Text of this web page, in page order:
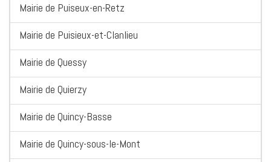
Mairie de Puiseux-en-Retz
Mairie de Puisieux-et-Clanlieu
Mairie de Quessy
Mairie de Quierzy
Mairie de Quincy-Basse
Mairie de Quincy-sous-le-Mont